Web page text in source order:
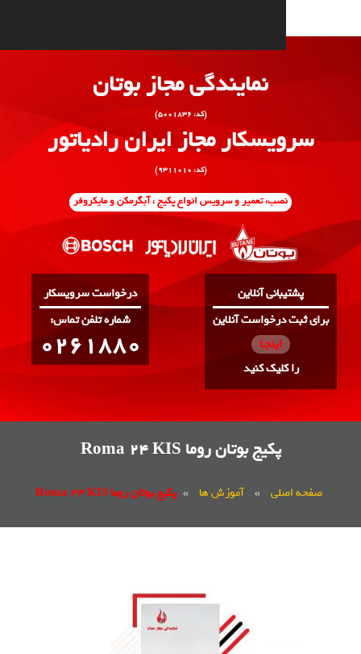
نمایندگی مجاز بوتان
مجاز ایران رادیاتور
تعمیر و سرویس انواع پکیج ، آبگرمکن و مایکروفر
آنلاین
درخواست سرویسکار
:شماره تلفن تماس
0261880
پکیج بوتان روما Roma 24 KIS
آموزش ها » پکیج بوتان روما Roma 24 KIS